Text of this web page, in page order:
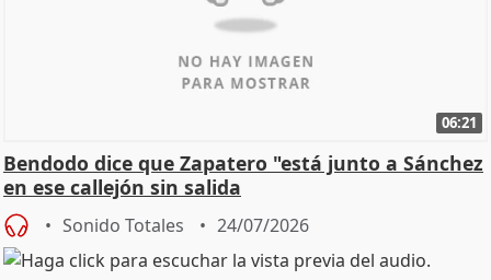
06:21
Bendodo dice que Zapatero "está junto a Sánchez
en ese callejón sin salida
Sonido Totales 24/07/2026